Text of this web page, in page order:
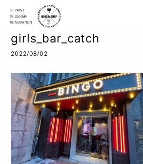
girls_bar_catch
2022/08/02